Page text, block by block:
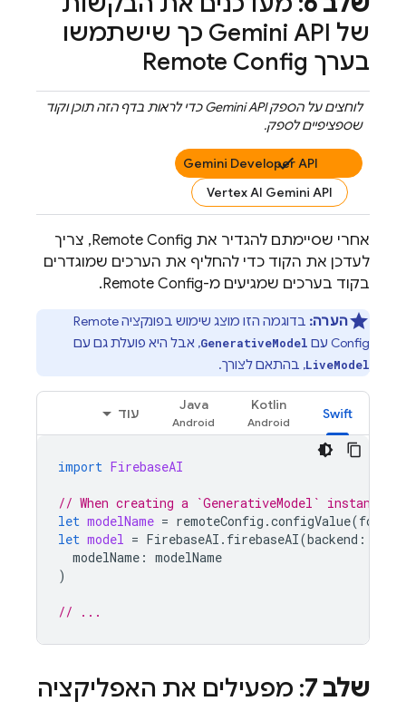
של Gemini API כך שישתמשו
בערך Remote Config
לוחצים על הספקGemini APIכדי לראות בדף הזה תוכן וקוד
שספציפיים לספק.
Gemini Developer API
Vertex AI Gemini API
אחרי שסיימתם להגדיר את Remote Config, צריך
לעדכן את הקוד כדי להחליף את הערכים שמוגדרים
בקוד בערכים שמגיעים מ-Remote Config
.
הערה: בדוגמה הזו מוצג שימוש בפונקציהRemote
Config עם GenerativeModel, אבל היא פועלת גם עם
LiveModel, בהתאם לצורך.
Swift
Kotlin
Java
עוד
import FirebaseAI
// When creating a `GenerativeModel` instance,
let modelName = remoteConfig .configValue(forKey
let model = FirebaseAI . firebaseAI(backend :
modelName : modelName
)
// ...
שלב 7 : מפעילים את האפליקציה